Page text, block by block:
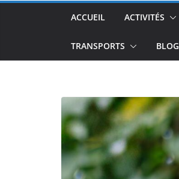
ACCUEIL ACTIVITÉS
TRANSPORTS BLOG